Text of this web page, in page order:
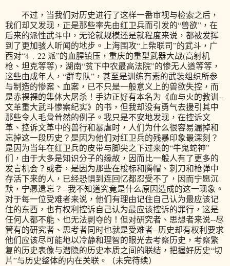
不过，当我们对历史进行了这样一番审视与检索之后，
我们却又发现，正是那些率先由红卫兵而引发的“兽欲”，在
后来的派性武斗中，无论就规模还是就程度来说，都被发挥
到了更加骇人听闻的地步。上海围攻“上柴联司”的武斗，广
西对“4﹒22 派”的血腥镇压，重庆的重型武器大战(高射机
枪、坦克等等)，湖南“贫下中农最高法院”的惨无人道等等，
这些由成年人，“群专队”，甚至是训练有素的武装组织所参
与制造的惨案、血案，已不只是一般意义上的兽欲失控，而
是赤裸裸的集体大屠杀！手边正好有本名为《血与火的教训--
文革重大武斗惨案纪实》的书，但我却没有勇气去援引其中
那些令人毛骨耸然的例子。我只是不安地发现，在控诉文
革、控诉文革中的兽行和暴虐时，人们为什么很容易漏掉和
忘掉这一段历史？是因为他们对红卫兵的残暴印象最深刻？
是因为当年在红卫兵的皮带与脚尖之下过来的“牛鬼蛇神”
们，由于大多是知识分子的缘故，因而比一般人有了更多的
发言机会？或者，是因为那些在梭标和腾帽、刺刀和枪弹中
存活下来的人，已经恐惧到连回忆都忍受不了，因而宁愿沉
默，宁愿遗忘？--我不知道究竟是什么原因造成的这一现象。
对于每一位受难者来说，他们有理由记住自己认为最应该记
住的东西，也有权利控诉自己认为最应该控诉的罪行，这是
任何人都不能、也无法剥夺的！但对研究者、思想者来说--尽
管有的研究者、思考者同时也就是受难者--历史却有权利要求
他们应该尽可能地以冷静和理智的眼光去考察历史，考察繁
复的历史表像与潜隐的历史本质之间的联结，把握好历史“切
片”与历史整体的内在关联。（未完待续）